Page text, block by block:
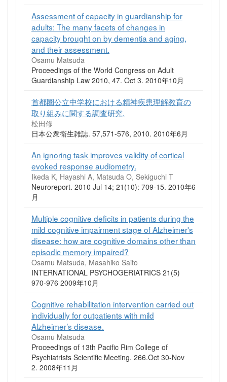
Assessment of capacity in guardianship for
adults: The many facets of changes in
capacity brought on by dementia and aging,
and their assessment.
Osamu Matsuda
Proceedings of the World Congress on Adult
Guardianship Law 2010, 47. Oct 3. 2010年10月
首都圏公立中学校における精神疾患理解教育の
取り組みに関する調査研究.
松田修
日本公衆衛生雑誌. 57,571-576, 2010. 2010年6月
An ignoring task improves validity of cortical
evoked response audiometry.
Ikeda K, Hayashi A, Matsuda O, Sekiguchi T
Neuroreport. 2010 Jul 14; 21(10): 709-15. 2010年6
月
Multiple cognitive deficits in patients during the
mild cognitive impairment stage of Alzheimer's
disease: how are cognitive domains other than
episodic memory impaired?
Osamu Matsuda, Masahiko Saito
INTERNATIONAL PSYCHOGERIATRICS 21(5)
970-976 2009年10月
Cognitive rehabilitation intervention carried out
individually for outpatients with mild
Alzheimer’s disease.
Osamu Matsuda
Proceedings of 13th Pacific Rim College of
Psychiatrists Scientific Meeting. 266.Oct 30-Nov
2. 2008年11月